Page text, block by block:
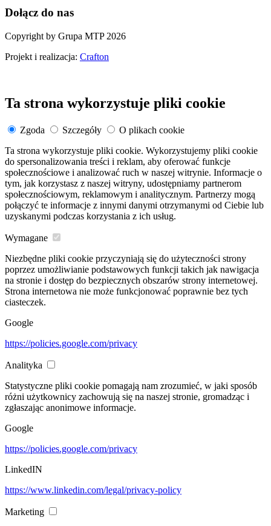
Dołącz do nas
Copyright by Grupa MTP 2026
Projekt i realizacja: Crafton
Ta strona wykorzystuje pliki cookie
Zgoda Szczegóły
O plikach cookie
Ta strona wykorzystuje pliki cookie. Wykorzystujemy pliki cookie
do spersonalizowania treści i reklam, aby oferować funkcje
społecznościowe i analizować ruch w naszej witrynie. Informacje o
tym, jak korzystasz z naszej witryny, udostępniamy partnerom
społecznościowym, reklamowym i analitycznym. Partnerzy mogą
połączyć te informacje z innymi danymi otrzymanymi od Ciebie lub
uzyskanymi podczas korzystania z ich usług.
Wymagane
Niezbędne pliki cookie przyczyniają się do użyteczności strony
poprzez umożliwianie podstawowych funkcji takich jak nawigacja
na stronie i dostęp do bezpiecznych obszarów strony internetowej.
Strona internetowa nie może funkcjonować poprawnie bez tych
ciasteczek.
Google
https://policies.google.com/privacy
Analityka
Statystyczne pliki cookie pomagają nam zrozumieć, w jaki sposób
różni użytkownicy zachowują się na naszej stronie, gromadząc i
zgłaszając anonimowe informacje.
Google
https://policies.google.com/privacy
LinkedIN
https://www.linkedin.com/legal/privacy-policy
Marketing